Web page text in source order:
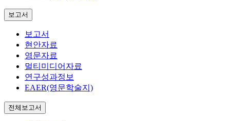
보고서
보고서
현안자료
영문자료
멀티미디어자료
연구성과정보
EAER(영문학술지)
전체보고서